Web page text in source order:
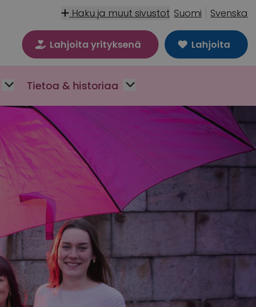
Haku ja muut sivustot Suomi Svenska
Lahjoita yrityksenä Lahjoita
Tietoa & historiaa